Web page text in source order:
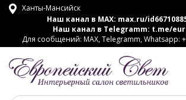
Ханты-Мансийск
Наш канал в MAX: max.ru/
Наш канал в Telegramm: t.me/
Для сообщений: MAX, Telegramm, Whatsapp: